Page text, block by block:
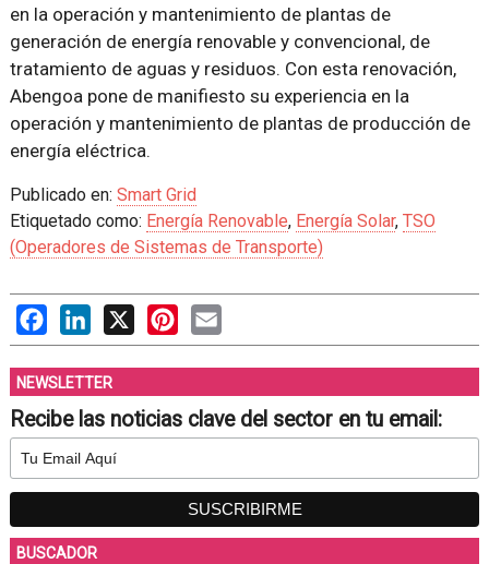
en la operación y mantenimiento de plantas de
generación de energía renovable y convencional, de
tratamiento de aguas y residuos. Con esta renovación,
Abengoa pone de manifiesto su experiencia en la
operación y mantenimiento de plantas de producción de
energía eléctrica.
Publicado en: Smart Grid
Etiquetado como: Energía Renovable, Energía Solar, TSO
(Operadores de Sistemas de Transporte)
FacebookLinkedIn Pinterest
NEWSLETTER
Recibe las noticias clave del sector en tu email:
BUSCADOR